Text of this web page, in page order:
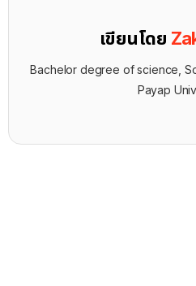
เขียนโดย
Bachelor degree of science,
Payap